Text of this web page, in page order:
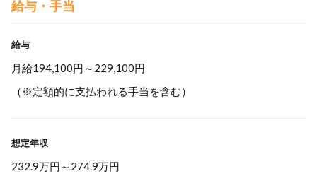
給与・手当
給与
月給194,100円～229,100円
（※定額的に支払われる手当を含む）
想定年収
232.9万円 ～ 274.9万円